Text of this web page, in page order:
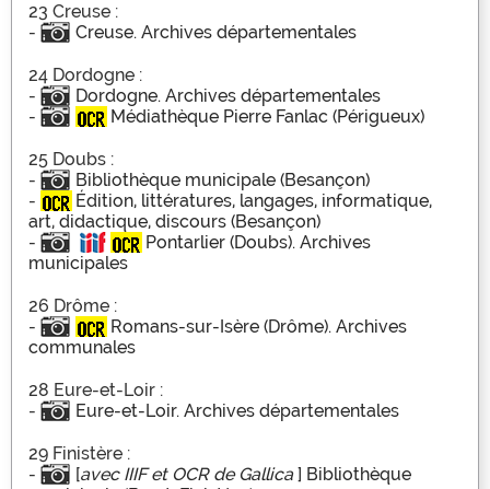
23 Creuse :
-
Creuse. Archives départementales
24 Dordogne :
-
Dordogne. Archives départementales
-
Médiathèque Pierre Fanlac (Périgueux)
25 Doubs :
-
Bibliothèque municipale (Besançon)
-
Édition, littératures, langages, informatique,
art, didactique, discours (Besançon)
-
Pontarlier (Doubs). Archives
municipales
26 Drôme :
-
Romans-sur-Isère (Drôme). Archives
communales
28 Eure-et-Loir :
-
Eure-et-Loir. Archives départementales
29 Finistère :
-
[avec IIIF et OCR de Gallica] Bibliothèque